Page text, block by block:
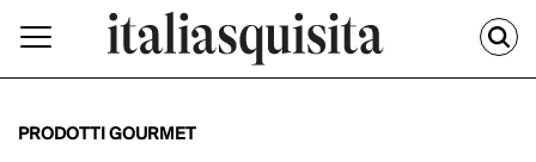
PRODOTTI GOURMET